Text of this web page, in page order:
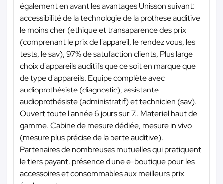
également en avant les avantages Unisson suivant:
accessibilité de la technologie de la prothese auditive
le moins cher (ethique et transaparence des prix
(comprenant le prix de l'appareil, le rendez vous, les
tests, le sav), 97% de satufaction clients, Plus large
choix d'appareils auditifs que ce soit en marque que
de type d'appareils. Equipe complète avec
audioprothésiste (diagnostic), assistante
audioprothésiste (administratif) et technicien (sav).
Ouvert toute l'année 6 jours sur 7.. Materiel haut de
gamme. Cabine de mesure dédiée, mesure in vivo
(mesure plus précise de la perte auditive).
Partenaires de nombreuses mutuelles qui pratiquent
le tiers payant. présence d'une e-boutique pour les
accessoires et consommables aux meilleurs prix